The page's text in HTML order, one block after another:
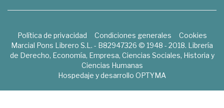
Política de privacidad Condiciones generales
Cookies
Marcial Pons Librero S.L. - B82947326 © 1948 - 2018. Librería
de Derecho, Economía, Empresa, Ciencias Sociales, Historia y
Ciencias Humanas
Hospedaje y desarrollo OPTYMA